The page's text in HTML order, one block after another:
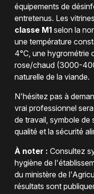
équipements de
entretenus. Les
classe M1selon la
une température
4°C, une hygrométrie
rose/chaud (3000-
naturelle de la viande.
N'hésitez pas à
vrai professionnel
de travail, symbole de
qualité et la sécurité
À noter : Consultez
hygiène de
du ministère de
résultats sont